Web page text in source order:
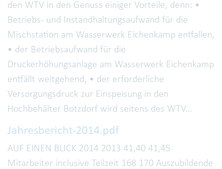
den WTV in den Genuss einiger Vorteile, denn: •
Betriebs- und Instandhaltungsaufwand für die
Mischstation am Wasserwerk Eichenkamp entfallen,
• der Betriebsaufwand für die
Druckerhöhungsanlage am Wasserwerk Eichenkamp
entfällt weitgehend, • der erforderliche
Versorgungsdruck zur Einspeisung in den
Hochbehälter Botzdorf wird seitens des WTV…
Jahresbericht-2014.pdf
AUF EINEN BLICK 2014 2013 41,40 41,45
Mitarbeiter inclusive Teilzeit 168 170 Auszubildende